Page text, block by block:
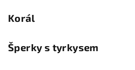
Korál
Šperky s tyrkysem